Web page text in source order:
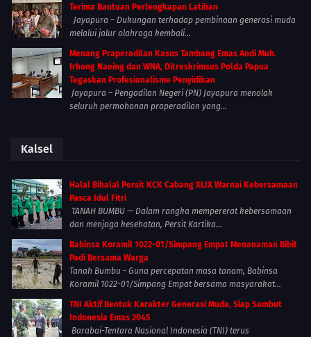
Terima Bantuan Perlengkapan Latihan
Jayapura – Dukungan terhadap pembinaan generasi muda
melalui jalur olahraga kembali...
Menang Praperadilan Kasus Tambang Emas Andi Muh.
Irhong Naeing dan WNA, Ditreskrimsus Polda Papua
Tegaskan Profesionalisme Penyidikan
Jayapura – Pengadilan Negeri (PN) Jayapura menolak
seluruh permohonan praperadilan yang...
Kalsel
Halal Bihalal Persit KCK Cabang XLIX Warnai Kebersamaan
Pasca Idul Fitri
TANAH BUMBU — Dalam rangka mempererat kebersamaan
dan menjaga kesehatan, Persit Kartika...
Babinsa Koramil 1022-01/Simpang Empat Menanaman Bibit
Padi Bersama Warga
Tanah Bumbu - Guna percepatan masa tanam, Babinsa
Koramil 1022-01/Simpang Empat bersama masyarakat...
TNI Aktif Bentuk Karakter Generasi Muda, Siap Sambut
Indonesia Emas 2045
Barabai-Tentara Nasional Indonesia (TNI) terus